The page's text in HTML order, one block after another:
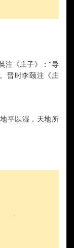
注《庄子》： “导
晋时李颐注 《庄
平以湿，天地所